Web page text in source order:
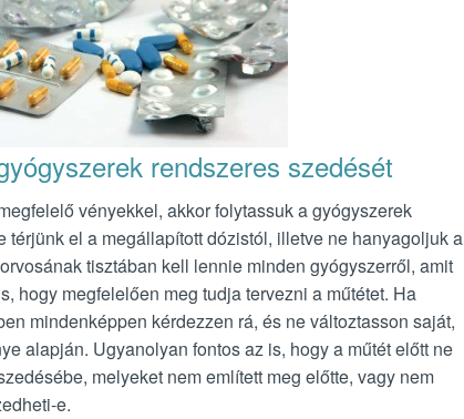
rendszeres szedését
vényekkel, akkor folytassuk a gyógyszerek
térjünk el a megállapított dózistól, illetve ne hanyagoljuk a
tisztában kell lennie minden gyógyszerről, amit
hogy megfelelően meg tudja tervezni a műtétet. Ha
mindenképpen kérdezzen rá, és ne változtasson saját,
alapján. Ugyanolyan fontos az is, hogy a műtét előtt ne
melyeket nem említett meg előtte, vagy nem
e.